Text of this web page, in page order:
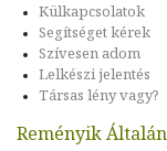
Külkapcsolatok
Segítséget kérek
Szívesen adom
Lelkészi jelentés
Társas lény vagy?
Reményik